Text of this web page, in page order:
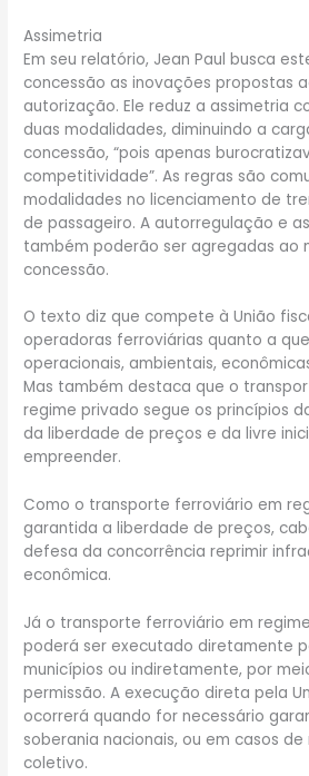
Assimetria
Em seu relatório, Jean Paul busca
concessão as inovações propostas
autorização. Ele reduz a assimetria
duas modalidades, diminuindo a
concessão, “pois apenas
competitividade”. As regras são
modalidades no licenciamento de
de passageiro. A autorregulação e
também poderão ser agregadas ao
concessão.
O texto diz que compete à União
operadoras ferroviárias quanto a
operacionais, ambientais,
Mas também destaca que o
regime privado segue os princípios
da liberdade de preços e da livre
empreender.
Como o transporte ferroviário em
garantida a liberdade de preços,
defesa da concorrência reprimir
econômica.
Já o transporte ferroviário em
poderá ser executado diretamente
municípios ou indiretamente, por
permissão. A execução direta pela
ocorrerá quando for necessário
soberania nacionais, ou em casos
coletivo.